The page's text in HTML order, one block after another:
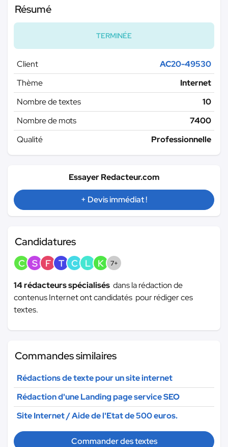
Résumé
TERMINÉE
Client
AC20-49530
Thème
Internet
Nombre de textes
10
Nombre de mots
7400
Qualité
Professionnelle
Essayer Redacteur.com
+ Devis immédiat !
Candidatures
C S F T C L K 7+
14 rédacteurs spécialisés dans la rédaction de
contenus Internet ont candidatés pour rédiger ces
textes.
Commandes similaires
Rédactions de texte pour un site internet
Rédaction d'une Landing page service SEO
Site Internet / Aide de l'Etat de 500 euros.
Commander des textes